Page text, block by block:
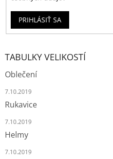
PRIHLÁSIŤ SA
TABULKY VELIKOSTÍ
Oblečení
7.10.2019
Rukavice
7.10.2019
Helmy
7.10.2019